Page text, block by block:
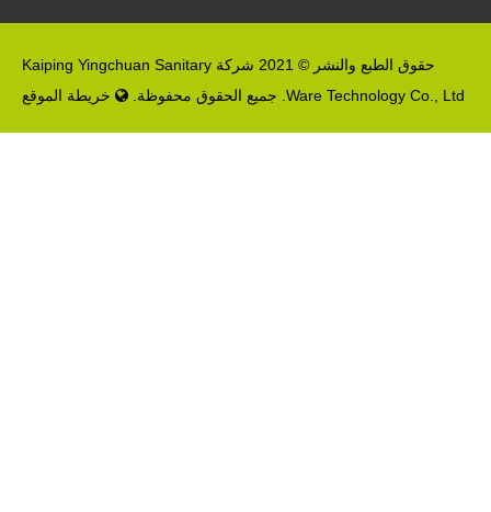
حقوق الطبع والنشر © 2021 شركة Kaiping Yingchuan Sanitary
Ware Technology Co., Ltd. جميع الحقوق محفوظة.
 خريطة الموقع